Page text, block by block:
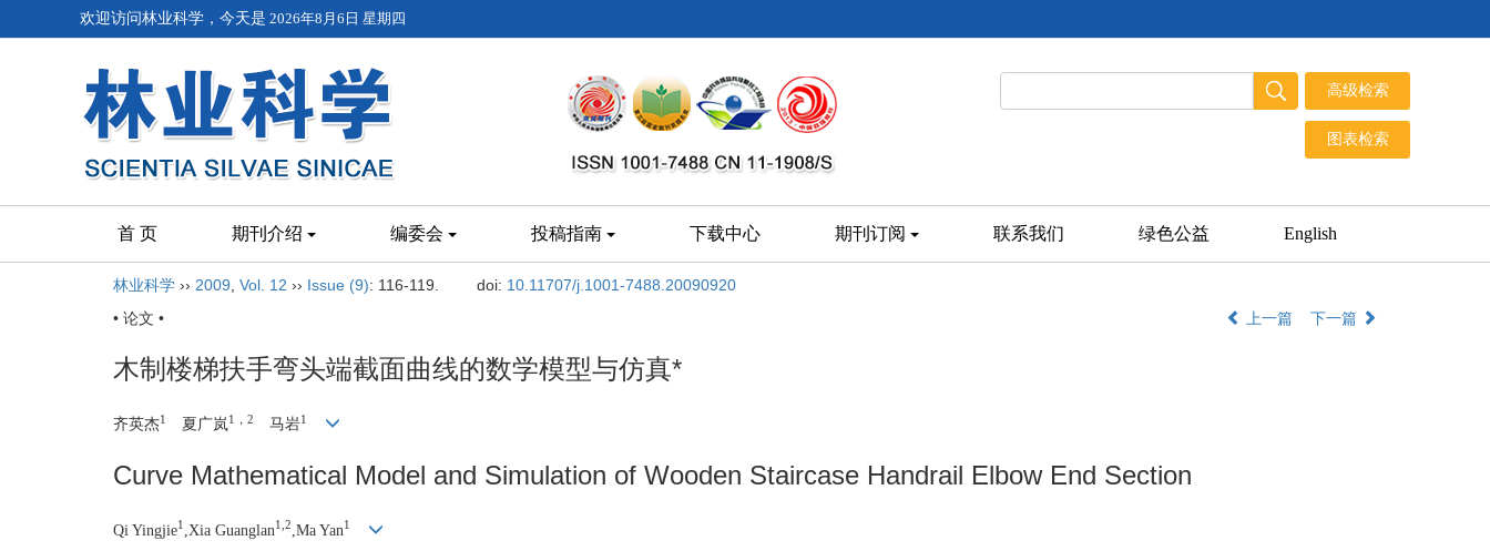
欢迎访问林业科学，今天是 2026年8月6日 星期四
首 页 期刊介绍 编委会 投稿指南 下载中心 期刊订阅 联系我们 绿色公益 English
林业科学 ›› 2009 Vol. 12 ›› Issue (9): 116-119. doi: 10.11707/j.1001-7488.20090920
• 论文 •
上一篇 下一篇
木制楼梯扶手弯头端截面曲线的数学模型与仿真*
齐英杰1 夏广岚1，2 马岩1
Curve Mathematical Model and Simulation of Wooden Staircase Handrail Elbow End Section
Qi Yingjie1 ,Xia Guanglan1,2 ,Ma Yan1